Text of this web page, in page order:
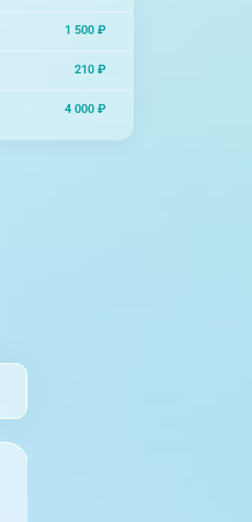
1 500 ₽
210 ₽
4 000 ₽